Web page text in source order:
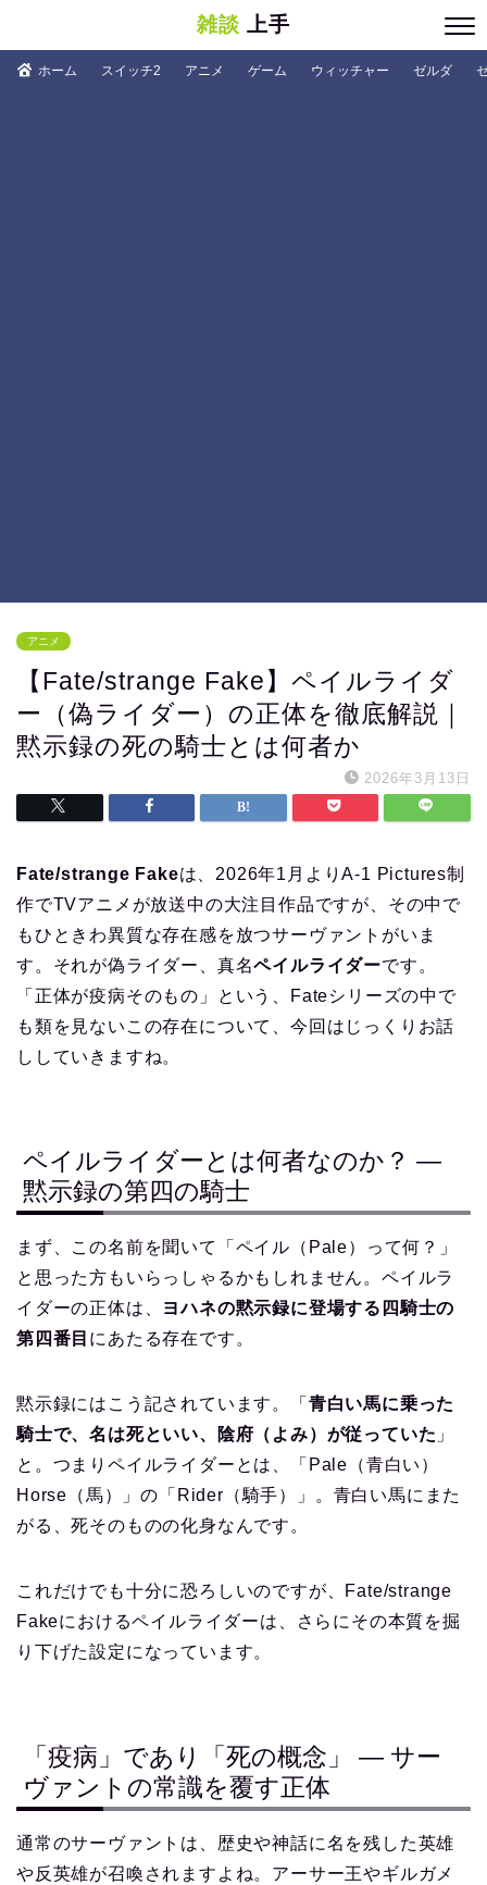
雑談 上手
ホーム スイッチ2 アニメ ゲーム ウィッチャー ゼルダ
アニメ
【Fate/strange Fake】ペイルライダ
ー（偽ライダー）の正体を徹底解説｜
黙示録の死の騎士とは何者か
2026年3月13日
Fate/strange Fakeは、2026年1月よりA-1 Pictures制
作でTVアニメが放送中の大注目作品ですが、その中で
もひときわ異質な存在感を放つサーヴァントがいま
す。それが偽ライダー、真名ペイルライダーです。
「正体が疫病そのもの」という、Fateシリーズの中で
も類を見ないこの存在について、今回はじっくりお話
ししていきますね。
ペイルライダーとは何者なのか？ ―
黙示録の第四の騎士
まず、この名前を聞いて「ペイル（Pale）って何？」
と思った方もいらっしゃるかもしれません。ペイルラ
イダーの正体は、 ヨハネの黙示録に登場する四騎士の
第四番目 にあたる存在です。
黙示録にはこう記されています。「 青白い馬に乗った
騎士で、名は死といい、陰府（よみ）が従っていた 」
と。つまりペイルライダーとは、「Pale（青白い）
Horse（馬）」の「Rider（騎手）」。青白い馬にまた
がる、死そのものの化身なんです。
これだけでも十分に恐ろしいのですが、Fate/strange
Fakeにおけるペイルライダーは、さらにその本質を掘
り下げた設定になっています。
「疫病」であり「死の概念」 ― サー
ヴァントの常識を覆す正体
通常のサーヴァントは、歴史や神話に名を残した英雄
や反英雄が召喚されますよね。アーサー王やギルガメ